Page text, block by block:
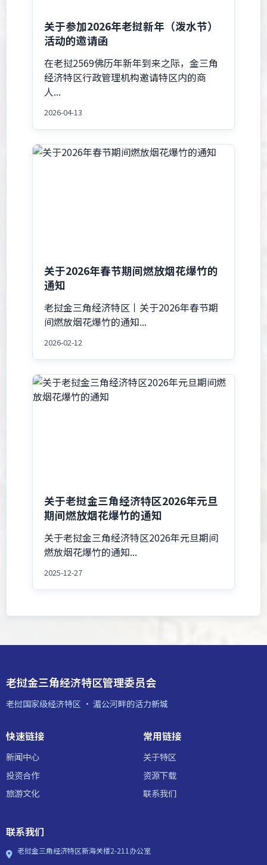
关于参加2026年老挝新年（泼水节）
活动的邀请函
在老挝2569佛历年新年到来之际，金三角
经济特区行政管理机构邀请特区内的商
人...
2026-04-13
关于2026年春节期间燃放烟花爆竹的
通知
老挝金三角经济特区丨关于2026年春节期
间燃放烟花爆竹的通知...
2026-02-12
关于老挝金三角经济特区2026年元旦
期间燃放烟花爆竹的通知
关于老挝金三角经济特区2026年元旦期间
燃放烟花爆竹的通知...
2025-12-27
老挝金三角经济特区管理委员会
老挝国家级经济特区 · 湄公河畔的活力新城
快速链接
新闻中心
投资合作
旅游文化
常用链接
关于特区
资源下载
联系我们
联系我们
老挝金三角经济特区新海关楼2-211办公室